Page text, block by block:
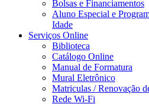
Bolsas e Financiamentos
Aluno Especial e
Idade
Serviços Online
Biblioteca
Catálogo Online
Manual de Formatura
Mural Eletrônico
Matriculas / Renovação
Rede Wi-Fi